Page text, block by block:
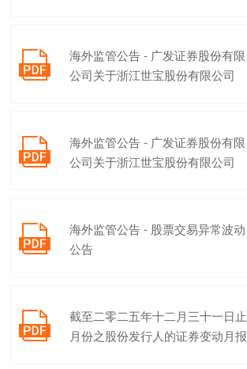

海外监管公告 - 广发证券股份有限
公司关于浙江世宝股份有限公司

海外监管公告 - 广发证券股份有限
公司关于浙江世宝股份有限公司

海外监管公告 - 股票交易异常波动
公告

截至二零二五年十二月三十一日止
月份之股份发行人的证券变动月报